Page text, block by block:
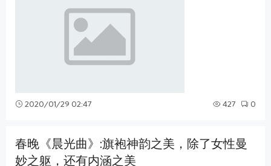
2020/01/29 02:47 427 0
春晚《晨光曲》:旗袍神韵之美，除了女性曼
妙之躯，还有内涵之美